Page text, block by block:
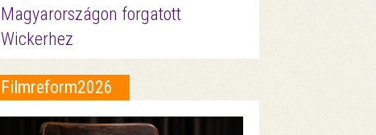
Magyarországon forgatott
Wickerhez
Filmreform2026